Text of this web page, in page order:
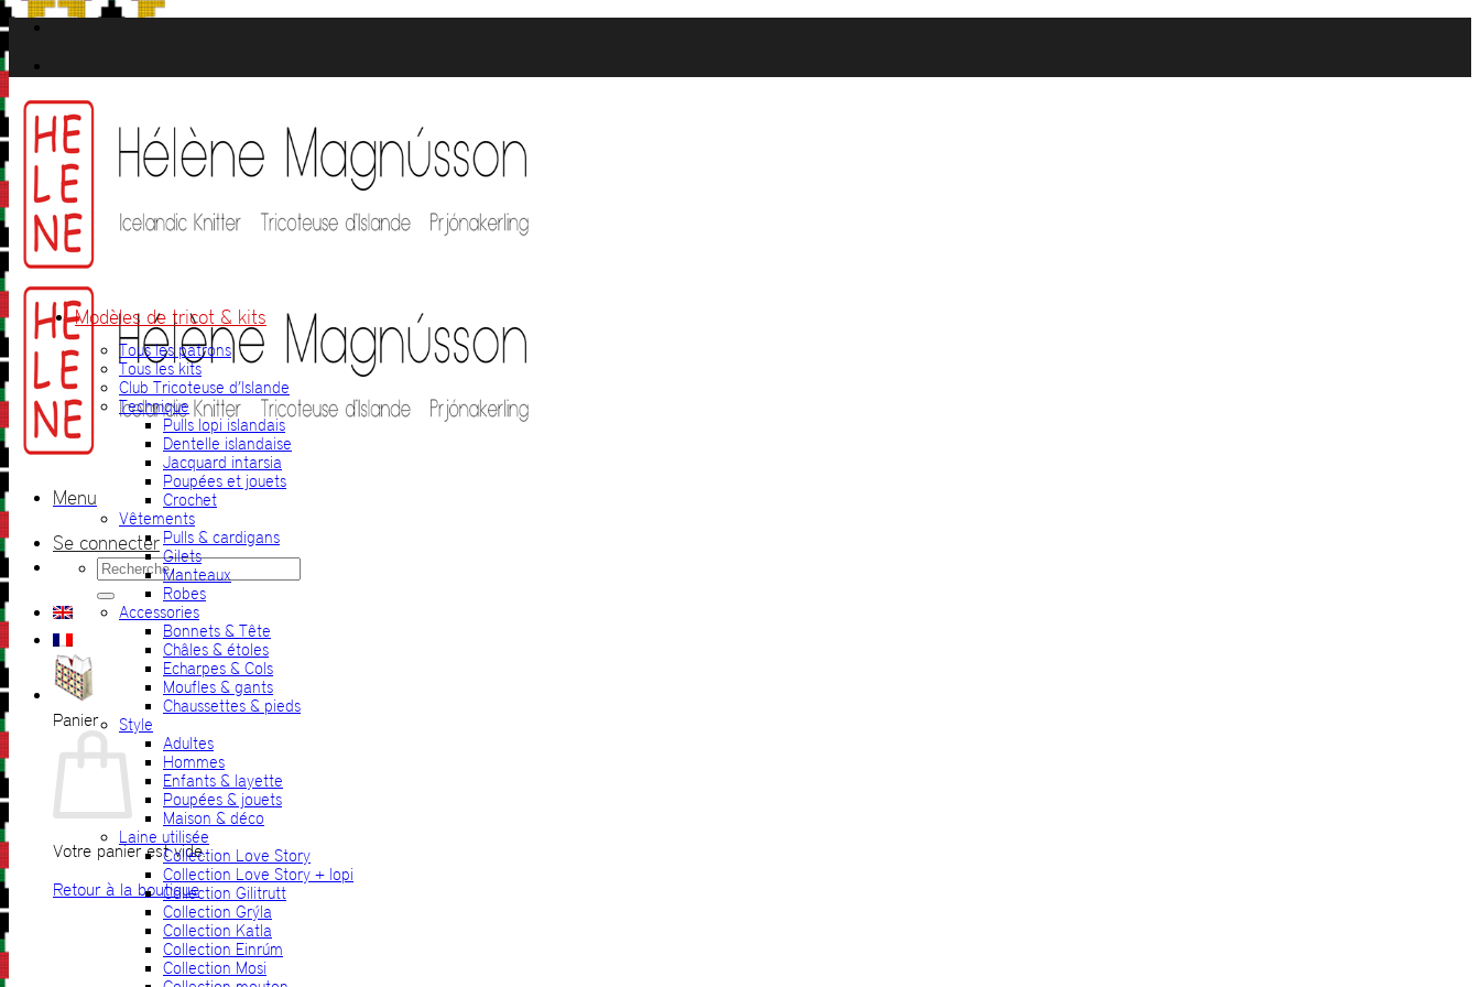
Passer
au
contenu
Menu
Se connecter
Recherche
pour :
Panier
Votre panier est vide.
Retour à la boutique
Modèles de tricot & kits
Tous les patrons
Tous les kits
Club Tricoteuse d’Islande
Technique
Pulls lopi islandais
Dentelle islandaise
Jacquard intarsia
Poupées et jouets
Crochet
Vêtements
Pulls & cardigans
Gilets
Manteaux
Robes
Accessories
Bonnets & Tête
Châles & étoles
Echarpes & Cols
Moufles & gants
Chaussettes & pieds
Style
Adultes
Hommes
Enfants & layette
Poupées & jouets
Maison & déco
Laine utilisée
Collection Love Story
Collection Love Story + lopi
Collection Gilitrutt
Collection Grýla
Collection Katla
Collection Einrúm
Collection Mosi